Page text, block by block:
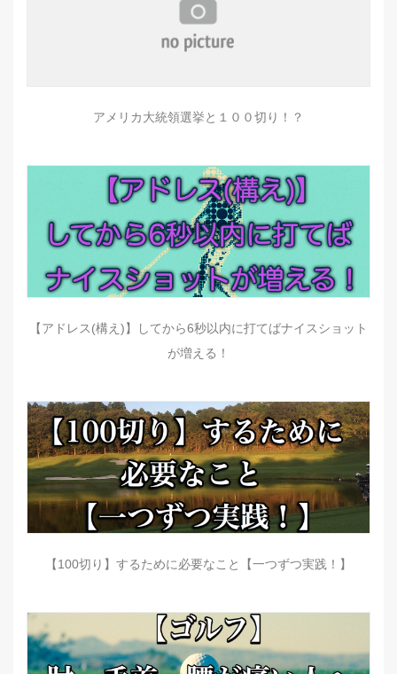
アメリカ大統領選挙と１００切り！？
【アドレス(構え)】してから6秒以内に打てばナイスショット
が増える！
【100切り】するために必要なこと【一つずつ実践！】